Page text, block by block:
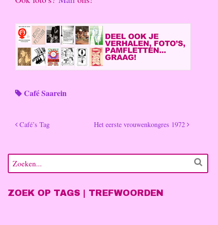
Café Saarein
Café’s Tag Het eerste vrouwenkongres 1972
ZOEK OP TAGS | TREFWOORDEN